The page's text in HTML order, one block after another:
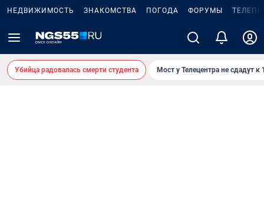
НЕДВИЖИМОСТЬ ЗНАКОМСТВА ПОГОДА ФОРУМЫ
Убийца радовалась смерти студента Мост у Телецентра не сдадут к